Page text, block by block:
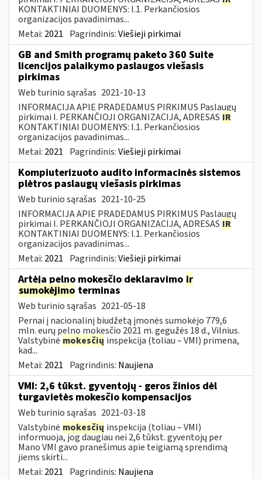
KONTAKTINIAI DUOMENYS: I.1. Perkančiosios
organizacijos pavadinimas...
Metai: 2021 Pagrindinis:Viešieji pirkimai
GB and Smith programų paketo 360 Suite
licencijos palaikymo paslaugos viešasis
pirkimas
Web turinio sąrašas 2021-10-13
INFORMACIJA APIE PRADEDAMUS PIRKIMUS Paslaugų
pirkimai I. PERKANČIOJI ORGANIZACIJA, ADRESAS IR
KONTAKTINIAI DUOMENYS: I.1. Perkančiosios
organizacijos pavadinimas...
Metai: 2021 Pagrindinis:Viešieji pirkimai
Kompiuterizuoto audito informacinės sistemos
plėtros paslaugų viešasis pirkimas
Web turinio sąrašas 2021-10-25
INFORMACIJA APIE PRADEDAMUS PIRKIMUS Paslaugų
pirkimai I. PERKANČIOJI ORGANIZACIJA, ADRESAS IR
KONTAKTINIAI DUOMENYS: I.1. Perkančiosios
organizacijos pavadinimas...
Metai: 2021 Pagrindinis:Viešieji pirkimai
Artėja pelno mokesčio deklaravimo ir
sumokėjimo terminas
Web turinio sąrašas 2021-05-18
Pernai į nacionalinį biudžetą įmonės sumokėjo 779,6
mln. eurų pelno mokesčio 2021 m. gegužės 18 d., Vilnius.
Valstybinė mokesčių inspekcija (toliau – VMI) primena,
kad...
Metai: 2021 Pagrindinis: Naujiena
VMI: 2,6 tūkst. gyventojų - geros žinios dėl
turgavietės mokesčio kompensacijos
Web turinio sąrašas 2021-03-18
Valstybinė mokesčių inspekcija (toliau – VMI)
informuoja, jog daugiau nei 2,6 tūkst. gyventojų per
Mano VMI gavo pranešimus apie teigiamą sprendimą
jiems skirti...
Metai: 2021 Pagrindinis: Naujiena